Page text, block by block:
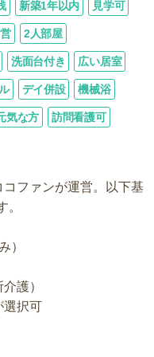
新築1年以内 見学可
2人部屋
洗面台付き 広い居室
デイ併設 機械浴
気な方 訪問看護可
ファンが運営。以下基
。
）
護）
選択可